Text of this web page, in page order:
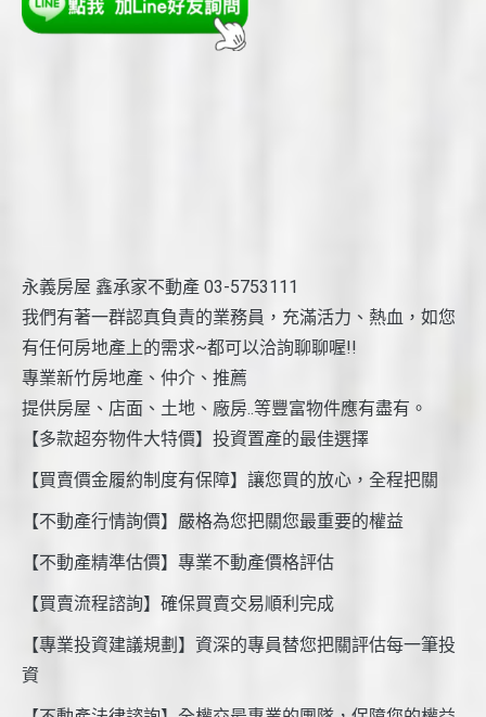
永義房屋 鑫承家不動產 03-5753111
我們有著一群認真負責的業務員，充滿活力、熱血，如您
有任何房地產上的需求~都可以洽詢聊聊喔!!
專業新竹房地產、仲介、推薦
提供房屋、店面、土地、廠房..等豐富物件應有盡有。
【多款超夯物件大特價】投資置產的最佳選擇
【買賣價金履約制度有保障】讓您買的放心，全程把關
【不動產行情詢價】嚴格為您把關您最重要的權益
【不動產精準估價】專業不動產價格評估
【買賣流程諮詢】確保買賣交易順利完成
【專業投資建議規劃】資深的專員替您把關評估每一筆投
資